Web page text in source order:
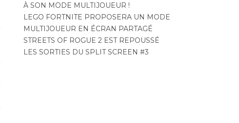
À SON MODE MULTIJOUEUR !
LEGO FORTNITE PROPOSERA UN MODE
MULTIJOUEUR EN ÉCRAN PARTAGÉ
STREETS OF ROGUE 2 EST REPOUSSÉ
LES SORTIES DU SPLIT SCREEN #3